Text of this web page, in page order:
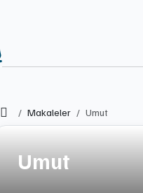
Ana SayfaMakaleler Umut
Umut